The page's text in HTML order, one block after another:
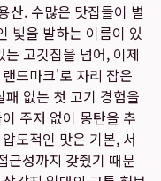
산. 수많은 맛집들이 별
빛을 발하는 이름이 있
고깃집을 넘어, 이제
드마크'로 자리 잡은
없는 첫 고기 경험을
주저 없이 몽탄을 추
도적인 맛은 기본, 서
근성까지 갖췄기 때문